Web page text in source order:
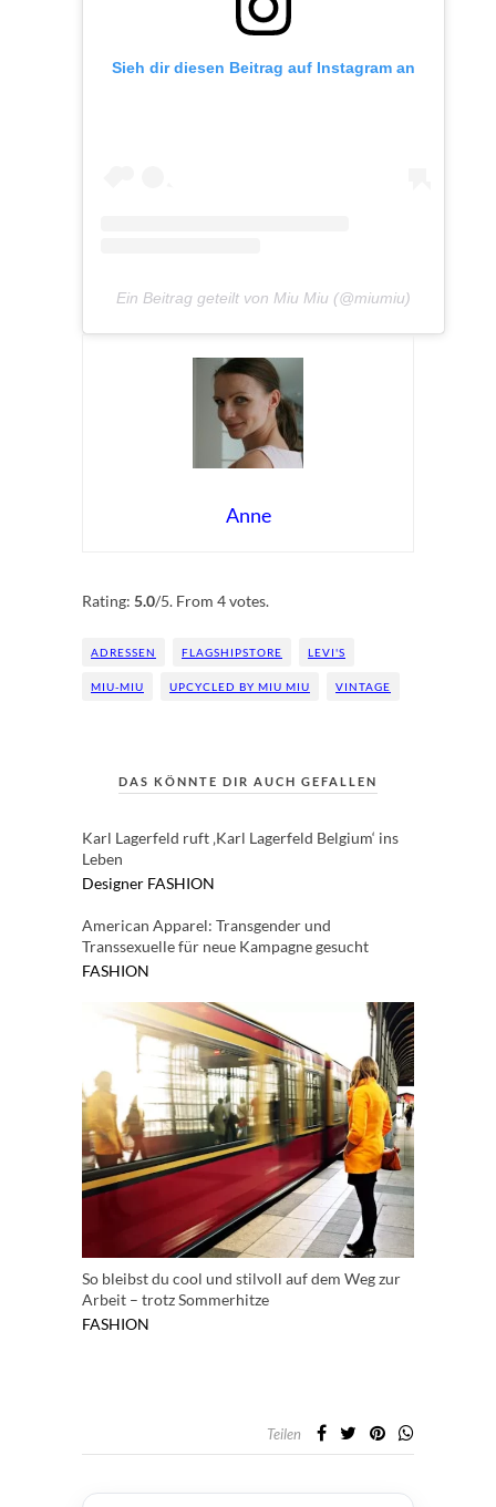
Sieh dir diesen Beitrag auf Instagram an
Ein Beitrag geteilt von Miu Miu (@miumiu)
Anne
Rating: 5.0/5. From 4 votes.
ADRESSEN FLAGSHIPSTORE LEVI'S
MIU-MIU UPCYCLED BY MIU MIU VINTAGE
DAS KÖNNTE DIR AUCH GEFALLEN
Karl Lagerfeld ruft ‚Karl Lagerfeld Belgium‘ ins
Leben
Designer FASHION
American Apparel: Transgender und
Transsexuelle für neue Kampagne gesucht
FASHION
So bleibst du cool und stilvoll auf dem Weg zur
Arbeit – trotz Sommerhitze
FASHION
Teilen